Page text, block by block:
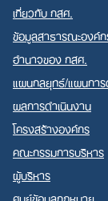
เกี่ยวกับ กสศ.
ข้อมูลสาธารณะองค์
อำนาจของ กสศ.
แผนกลยุทธ์/แผนการ
ผลการดำเนินงาน
โครงสร้างองค์กร
คณะกรรมการบริหาร
ผู้บริหาร